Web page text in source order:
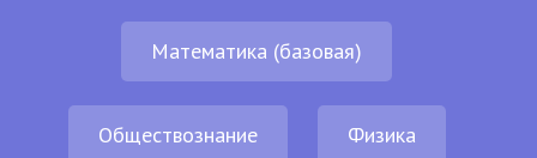
Математика (базовая)
Обществознание Физика